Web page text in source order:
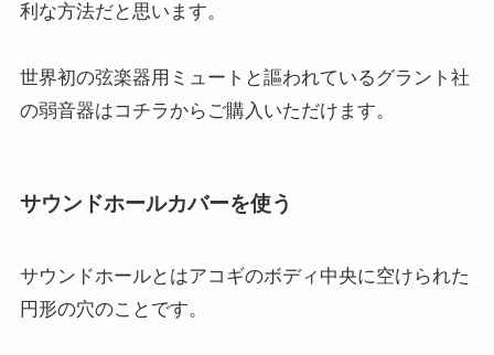
利な方法だと思います。
世界初の弦楽器用ミュートと謳われているグラント社
の弱音器はコチラからご購入いただけます。
サウンドホールカバーを使う
サウンドホールとはアコギのボディ中央に空けられた
円形の穴のことです。